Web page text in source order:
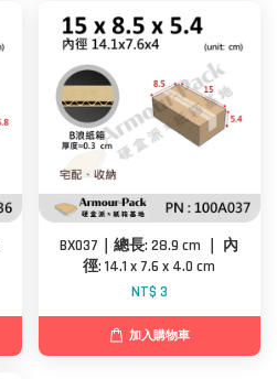
BX037｜總長: 28.9 cm ｜ 內
徑: 14.1 x 7.6 x 4.0 cm
NT$ 3
加入購物車